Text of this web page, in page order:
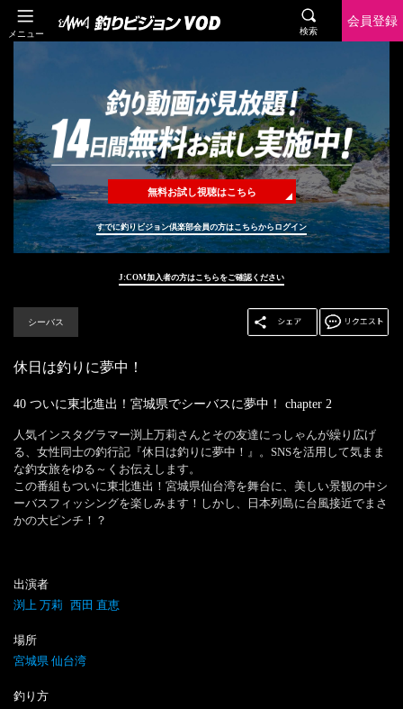
メニュー 検索
会員登録
無料お試し視聴はこちら
すでに釣りビジョン倶楽部会員の方はこちらからログイン
J:COM加入者の方はこちらをご確認ください
シーバス
休日は釣りに夢中！
40 ついに東北進出！宮城県でシーバスに夢中！ chapter 2
人気インスタグラマー渕上万莉さんとその友達にっしゃんが繰り広げ
る、女性同士の釣行記『休日は釣りに夢中！』。SNSを活用して気まま
な釣女旅をゆる～くお伝えします。
この番組もついに東北進出！宮城県仙台湾を舞台に、美しい景観の中シ
ーバスフィッシングを楽しみます！しかし、日本列島に台風接近でまさ
かの大ピンチ！？
出演者
渕上 万莉 西田 直恵
場所
宮城県 仙台湾
釣り方